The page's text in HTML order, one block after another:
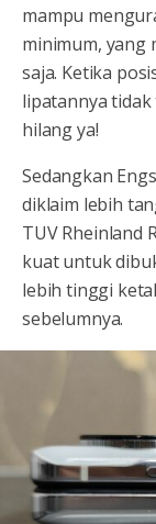
mampu
minimum, yang
saja. Ketika
lipatannya
hilang ya!
Sedangkan
diklaim lebih
TUV Rheinland
kuat untuk
lebih tinggi
sebelumnya.